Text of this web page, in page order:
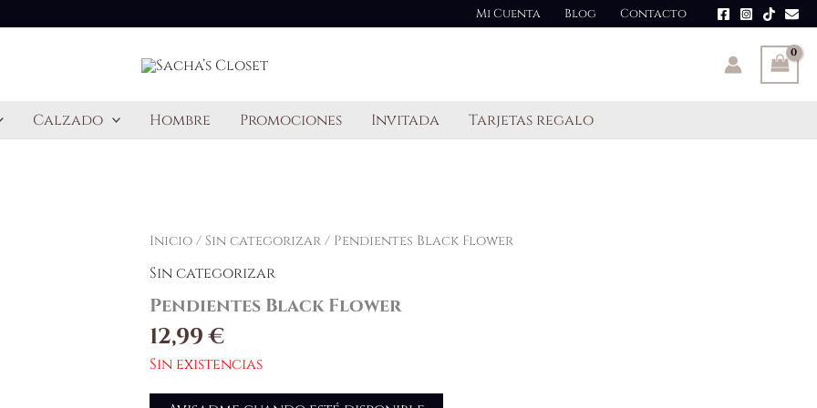
Mi Cuenta Blog Contacto
Calzado Hombre Promociones Invitada Tarjetas regalo
Inicio/ Sin categorizar/ Pendientes Black Flower
Sin categorizar
Pendientes Black Flower
12,99€
Sin existencias